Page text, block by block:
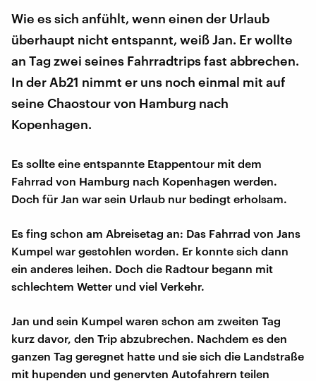
Wie es sich anfühlt, wenn einen der Urlaub
überhaupt nicht entspannt, weiß Jan. Er wollte
an Tag zwei seines Fahrradtrips fast abbrechen.
In der Ab21 nimmt er uns noch einmal mit auf
seine Chaostour von Hamburg nach
Kopenhagen.
Es sollte eine entspannte Etappentour mit dem
Fahrrad von Hamburg nach Kopenhagen werden.
Doch für Jan war sein Urlaub nur bedingt erholsam.
Es fing schon am Abreisetag an: Das Fahrrad von Jans
Kumpel war gestohlen worden. Er konnte sich dann
ein anderes leihen. Doch die Radtour begann mit
schlechtem Wetter und viel Verkehr.
Jan und sein Kumpel waren schon am zweiten Tag
kurz davor, den Trip abzubrechen. Nachdem es den
ganzen Tag geregnet hatte und sie sich die Landstraße
mit hupenden und genervten Autofahrern teilen